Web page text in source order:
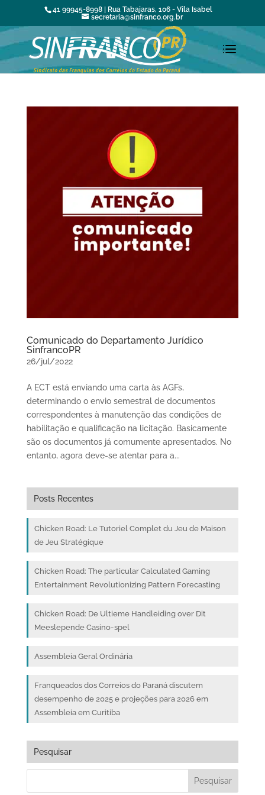
41 99945-8998 | Rua Tabajaras, 106 - Vila Isabel
secretaria@sinfranco.org.br
Comunicado do Departamento Jurídico
SinfrancoPR
26/jul/2022
A ECT está enviando uma carta às AGFs,
determinando o envio semestral de documentos
correspondentes à manutenção das condições de
habilitação e qualificação na licitação. Basicamente
são os documentos já comumente apresentados. No
entanto, agora deve-se atentar para a...
Posts Recentes
Chicken Road: Le Tutoriel Complet du Jeu de Maison
de Jeu Stratégique
Chicken Road: The particular Calculated Gaming
Entertainment Revolutionizing Pattern Forecasting
Chicken Road: De Ultieme Handleiding over Dit
Meeslepende Casino-spel
Assembleia Geral Ordinária
Franqueados dos Correios do Paraná discutem
desempenho de 2025 e projeções para 2026 em
Assembleia em Curitiba
Pesquisar